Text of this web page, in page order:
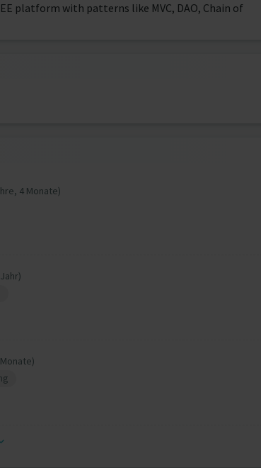
platform with patterns like MVC, DAO, Chain of
4 Monate)